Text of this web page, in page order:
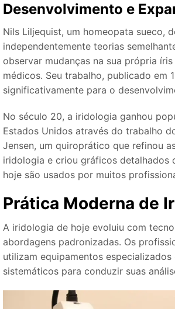
Desenvolvimento e
Nils Liljequist, um homeopata sueco,
independentemente teorias
observar mudanças na sua própria
médicos. Seu trabalho, publicado em
significativamente para o
No século 20, a iridologia ganhou
Estados Unidos através do trabalho
Jensen, um quiroprático que refinou
iridologia e criou gráficos detalhados
hoje são usados ​​por muitos
Prática Moderna de
A iridologia de hoje evoluiu com
abordagens padronizadas. Os
utilizam equipamentos
sistemáticos para conduzir suas